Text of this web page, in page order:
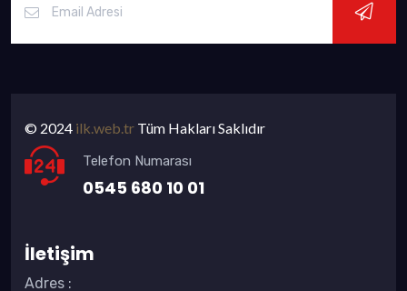
© 2024 ilk.web.tr Tüm Hakları Saklıdır
Telefon Numarası
0545 680 10 01
İletişim
Adres :